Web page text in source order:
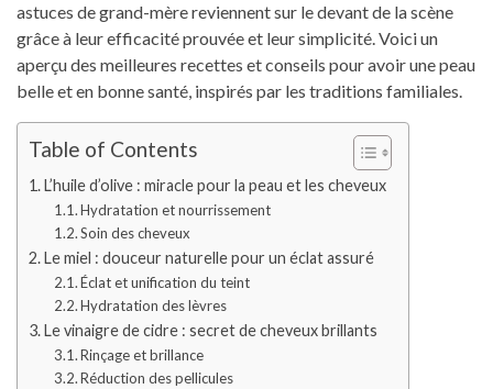
astuces de grand-mère reviennent sur le devant de la scène
grâce à leur efficacité prouvée et leur simplicité. Voici un
aperçu des meilleures recettes et conseils pour avoir une peau
belle et en bonne santé, inspirés par les traditions familiales.
Table of Contents
L’huile d’olive : miracle pour la peau et les cheveux
Hydratation et nourrissement
Soin des cheveux
Le miel : douceur naturelle pour un éclat assuré
Éclat et unification du teint
Hydratation des lèvres
Le vinaigre de cidre : secret de cheveux brillants
Rinçage et brillance
Réduction des pellicules